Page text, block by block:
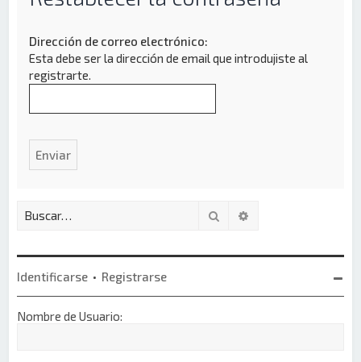
Dirección de correo electrónico:
Esta debe ser la dirección de email que introdujiste al
registrarte.
Buscar
Identificarse • Registrarse
Nombre de Usuario: